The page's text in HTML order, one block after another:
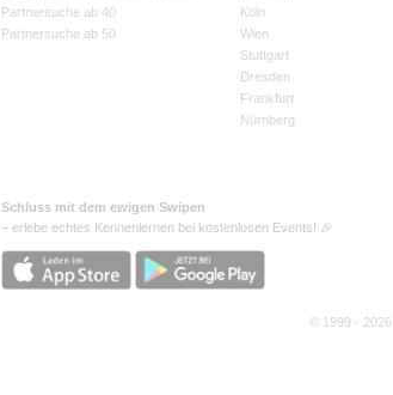
Partnersuche ab 40
Partnersuche ab 50
Köln
Wien
Stuttgart
Dresden
Frankfurt
Nürnberg
Schluss mit dem ewigen Swipen
– erlebe echtes Kennenlernen bei kostenlosen Events! 🎉
© 1999 - 2026